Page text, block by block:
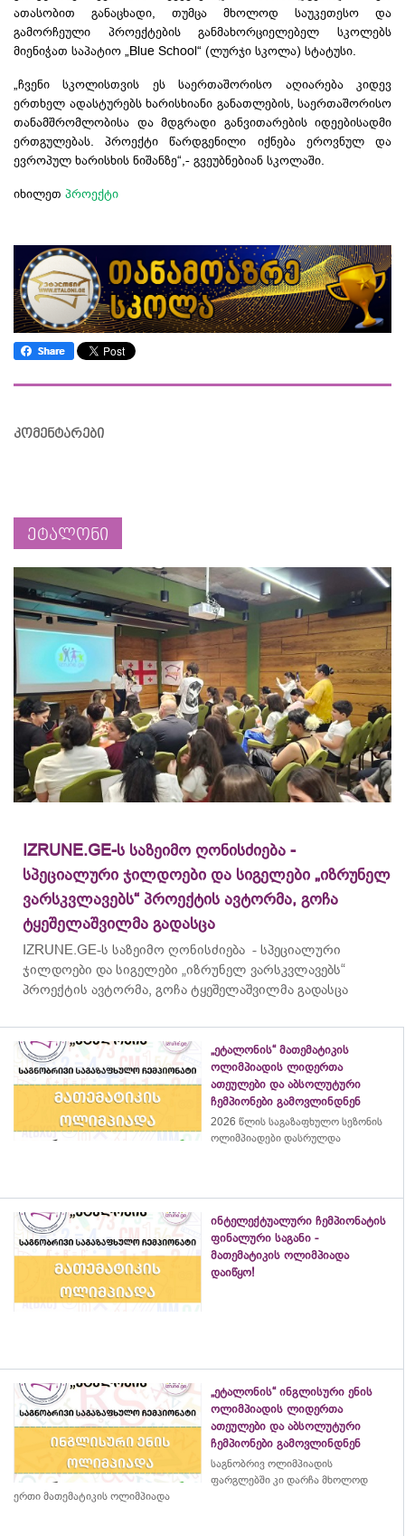
ათასობით განაცხადი, თუმცა მხოლოდ საუკეთესო და
გამორჩეული პროექტების განმახორციელებელ სკოლებს
მიენიჭათ საპატიო „Blue School“ (ლურჯი სკოლა) სტატუსი.
„ჩვენი სკოლისთვის ეს საერთაშორისო აღიარება კიდევ
ერთხელ ადასტურებს ხარისხიანი განათლების, საერთაშორისო
თანამშრომლობისა და მდგრადი განვითარების იდეებისადმი
ერთგულებას. პროექტი წარდგენილი იქნება ეროვნულ და
ევროპულ ხარისხის ნიშანზე“,- გვეუბნებიან სკოლაში.
იხილეთ პროექტი
კომენტარები
ეტალონი
IZRUNE.GE-ს საზეიმო ღონისძიება -
სპეციალური ჯილდოები და სიგელები „იზრუნელ
ვარსკვლავებს“ პროექტის ავტორმა, გოჩა
ტყეშელაშვილმა გადასცა
IZRUNE.GE-ს საზეიმო ღონისძიება - სპეციალური
ჯილდოები და სიგელები „იზრუნელ ვარსკვლავებს“
პროექტის ავტორმა, გოჩა ტყეშელაშვილმა გადასცა
„ეტალონის“ მათემატიკის
ოლიმპიადის ლიდერთა
ათეულები და აბსოლუტური
ჩემპიონები გამოვლინდნენ
2026 წლის საგაზაფხულო სეზონის
ოლიმპიადები დასრულდა
ინტელექტუალური ჩემპიონატის
ფინალური საგანი -
მათემატიკის ოლიმპიადა
დაიწყო!
„ეტალონის“ ინგლისური ენის
ოლიმპიადის ლიდერთა
ათეულები და აბსოლუტური
ჩემპიონები გამოვლინდნენ
საგნობრივ ოლიმპიადის
ფარგლებში კი დარჩა მხოლოდ
ერთი მათემატიკის ოლიმპიადა